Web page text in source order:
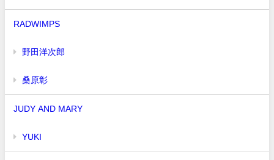
RADWIMPS
野田洋次郎
桑原彰
JUDY AND MARY
YUKI